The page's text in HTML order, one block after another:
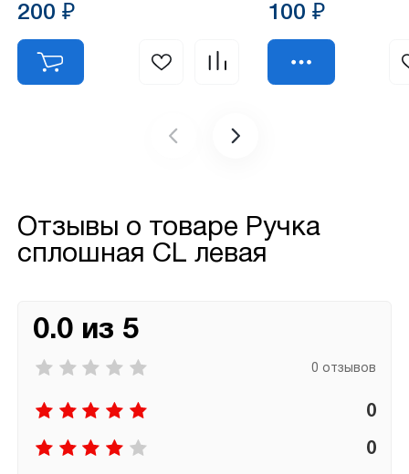
200 ₽ 100 ₽
Отзывы о товаре Ручка
сплошная CL левая
0.0 из 5
0 отзывов
0
0